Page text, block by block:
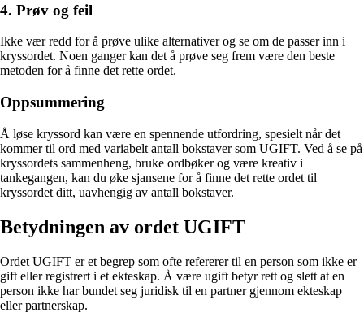
4. Prøv og feil
Ikke vær redd for å prøve ulike alternativer og se om de passer inn i
kryssordet. Noen ganger kan det å prøve seg frem være den beste
metoden for å finne det rette ordet.
Oppsummering
Å løse kryssord kan være en spennende utfordring, spesielt når det
kommer til ord med variabelt antall bokstaver som UGIFT. Ved å se på
kryssordets sammenheng, bruke ordbøker og være kreativ i
tankegangen, kan du øke sjansene for å finne det rette ordet til
kryssordet ditt, uavhengig av antall bokstaver.
Betydningen av ordet UGIFT
Ordet UGIFT er et begrep som ofte refererer til en person som ikke er
gift eller registrert i et ekteskap. Å være ugift betyr rett og slett at en
person ikke har bundet seg juridisk til en partner gjennom ekteskap
eller partnerskap.